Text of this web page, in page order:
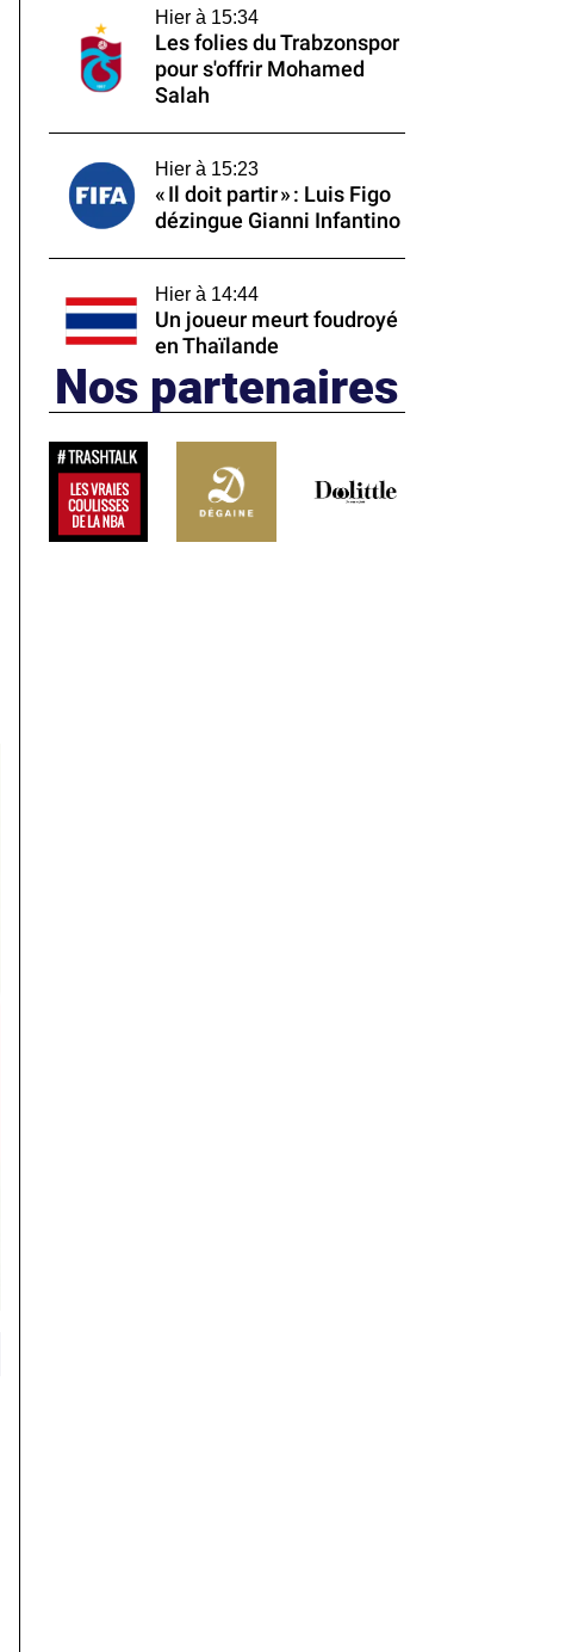
Hier à 15:34
Les folies du Trabzonspor
pour s'offrir Mohamed
Salah
Hier à 15:23
« Il doit partir » : Luis Figo
dézingue Gianni Infantino
Hier à 14:44
Un joueur meurt foudroyé
en Thaïlande
Nos partenaires